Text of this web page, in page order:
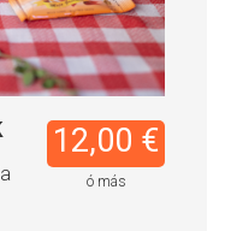
12,00 €
ó más